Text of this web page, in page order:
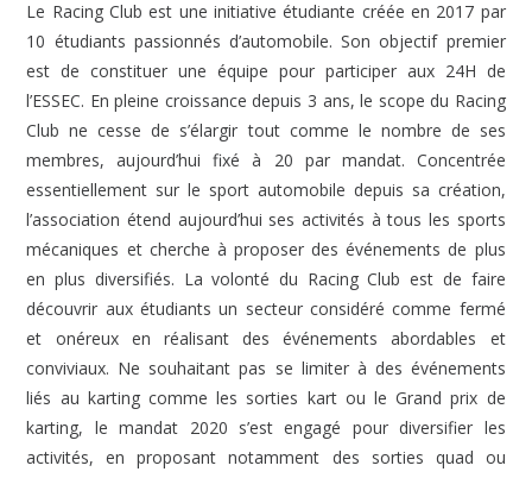
Le Racing Club est une initiative étudiante créée en 2017 par
10 étudiants passionnés d’automobile. Son objectif premier
est de constituer une équipe pour participer aux 24H de
l’ESSEC. En pleine croissance depuis 3 ans, le scope du Racing
Club ne cesse de s’élargir tout comme le nombre de ses
membres, aujourd’hui fixé à 20 par mandat. Concentrée
essentiellement sur le sport automobile depuis sa création,
l’association étend aujourd’hui ses activités à tous les sports
mécaniques et cherche à proposer des événements de plus
en plus diversifiés. La volonté du Racing Club est de faire
découvrir aux étudiants un secteur considéré comme fermé
et onéreux en réalisant des événements abordables et
conviviaux. Ne souhaitant pas se limiter à des événements
liés au karting comme les sorties kart ou le Grand prix de
karting, le mandat 2020 s’est engagé pour diversifier les
activités, en proposant notamment des sorties quad ou